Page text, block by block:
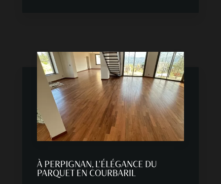
À PERPIGNAN, L'ÉLÉGANCE DU
PARQUET EN COURBARIL